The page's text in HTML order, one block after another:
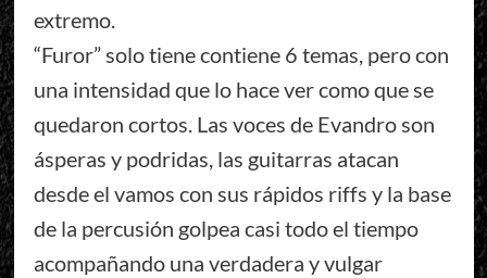
extremo.
“Furor” solo tiene contiene 6 temas, pero con
una intensidad que lo hace ver como que se
quedaron cortos. Las voces de Evandro son
ásperas y podridas, las guitarras atacan
desde el vamos con sus rápidos riffs y la base
de la percusión golpea casi todo el tiempo
acompañando una verdadera y vulgar